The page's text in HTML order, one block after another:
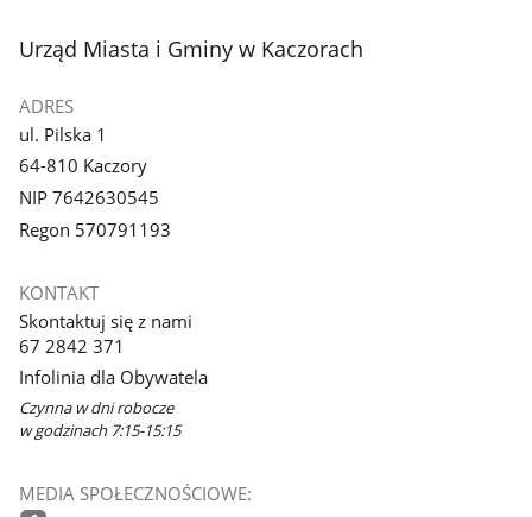
stopka
Urząd Miasta i Gminy w Kaczorach
ADRES
ul. Pilska 1
64-810 Kaczory
NIP 7642630545
Regon 570791193
KONTAKT
Skontaktuj się z nami
67 2842 371
Infolinia dla Obywatela
Czynna w dni robocze
w godzinach 7:15-15:15
MEDIA SPOŁECZNOŚCIOWE: